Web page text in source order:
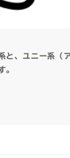
と、ユニー系（
。